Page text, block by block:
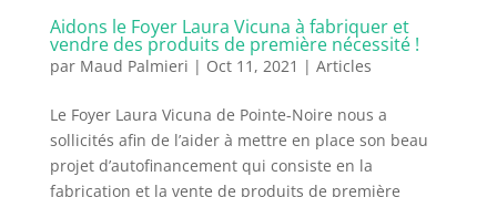
Aidons le Foyer Laura Vicuna à fabriquer et
vendre des produits de première nécessité !
par Maud Palmieri | Oct 11, 2021 | Articles
Le Foyer Laura Vicuna de Pointe-Noire nous a
sollicités afin de l’aider à mettre en place son beau
projet d’autofinancement qui consiste en la
fabrication et la vente de produits de première